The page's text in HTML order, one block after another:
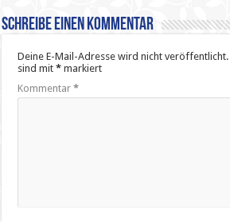
Schreibe einen Kommentar
Deine E-Mail-Adresse wird nicht veröffentlicht.
sind mit* markiert
Kommentar*